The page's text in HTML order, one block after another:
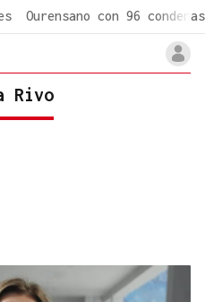
Ourensano con 96 condenas
Rivo